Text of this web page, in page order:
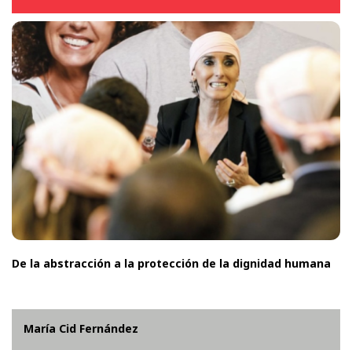
De la abstracción a la protección de la dignidad humana
María Cid Fernández